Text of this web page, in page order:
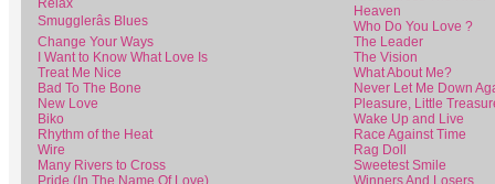
Relax
Smugglerâs Blues
Change Your Ways
I Want to Know What Love Is
Treat Me Nice
Bad To The Bone
New Love
Biko
Rhythm of the Heat
Wire
Many Rivers to Cross
Pride (In The Name Of Love)
Heaven
Who Do You Love ?
The Leader
The Vision
What About Me?
Never Let Me Down
Pleasure, Little
Wake Up and Live
Race Against Time
Rag Doll
Sweetest Smile
Winners And Losers